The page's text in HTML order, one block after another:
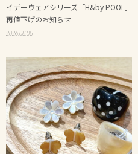
イデーウェアシリーズ「H&by POOL」
再値下げのお知らせ
2026.08.05